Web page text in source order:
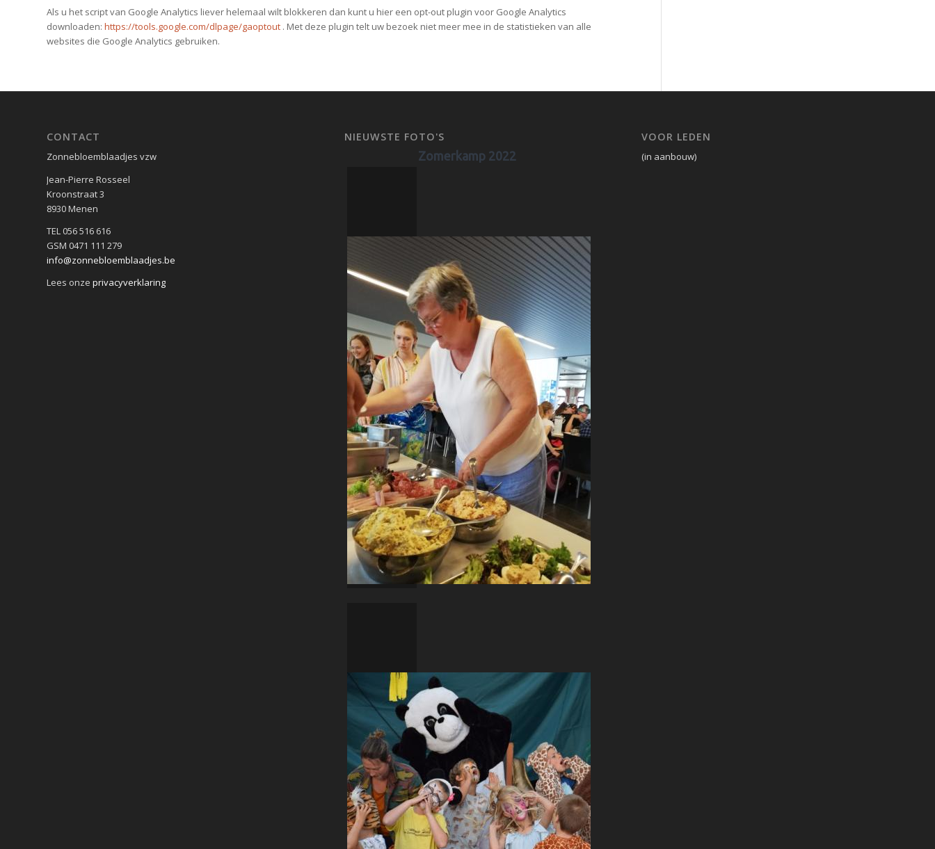
Als u het script van Google Analytics liever helemaal wilt blokkeren dan kunt u hier een opt-out plugin voor Google Analytics
downloaden: https://tools.google.com/dlpage/gaoptout . Met deze plugin telt uw bezoek niet meer mee in de statistieken van alle
websites die Google Analytics gebruiken.
CONTACT
Zonnebloemblaadjes vzw
Jean-Pierre Rosseel
Kroonstraat 3
8930 Menen
TEL 056 516 616
GSM 0471 111 279
info@zonnebloemblaadjes.be
Lees onze privacyverklaring
NIEUWSTE FOTO'S
Zomerkamp 2022
VOOR LEDEN
(in aanbouw)